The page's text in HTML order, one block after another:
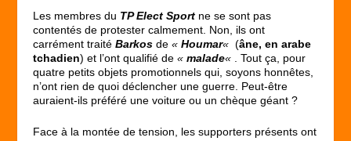
Les membres du TP Elect Sport ne se sont pas
contentés de protester calmement. Non, ils ont
carrément traitéBarkos de«Houmar« (âne, en arabe
tchadien) et l’ont qualifié de«malade«
. Tout ça, pour
quatre petits objets promotionnels qui, soyons honnêtes,
n’ont rien de quoi déclencher une guerre. Peut-être
auraient-ils préféré une voiture ou un chèque géant ?
Face à la montée de tension, les supporters présents ont